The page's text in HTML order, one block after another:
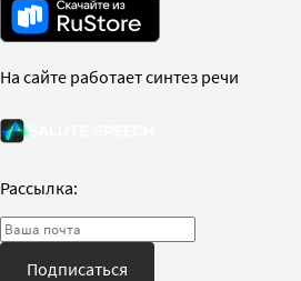
На сайте работает синтез речи
Рассылка:
Подписаться